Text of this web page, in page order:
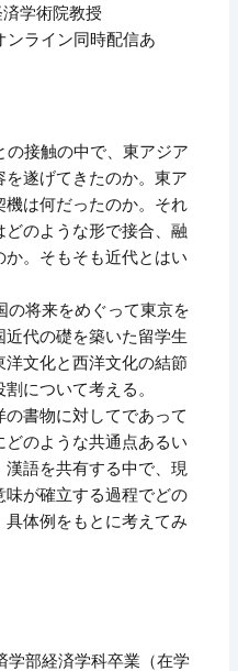
学術院教授
ンライン同時配信あ
の接触の中で、東アジア
遂げてきたのか。東ア
機は何だったのか。それ
どのような形で接合、融
。そもそも近代とはい
の将来をめぐって東京を
代の礎を築いた留学生
文化と西洋文化の結節
について考える。
の書物に対してであって
どのような共通点あるい
漢語を共有する中で、現
が確立する過程でどの
具体例をもとに考えてみ
学部経済学科卒業（在学